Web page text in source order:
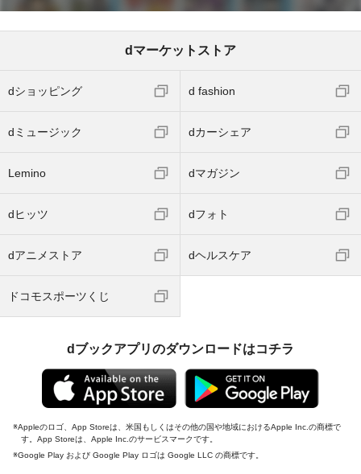
dマーケットストア
dショッピング d fashion
dミュージック dカーシェア
Lemino dマガジン
dヒッツ dフォト
dアニメストア dヘルスケア
ドコモスポーツくじ
dブックアプリのダウンロードはコチラ
Appleのロゴ、App Storeは、米国もしくはその他の国や地域におけるApple Inc.の商標で
す。App Storeは、Apple Inc.のサービスマークです。
Google Play および Google Play ロゴは Google LLC の商標です。